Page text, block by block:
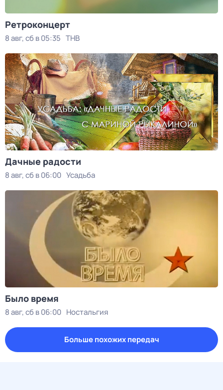
Ретроконцерт
8 авг, сб в 05:35 ТНВ
Дачные радости
8 авг, сб в 06:00 Усадьба
Было время
8 авг, сб в 06:00 Ностальгия
Больше похожих передач